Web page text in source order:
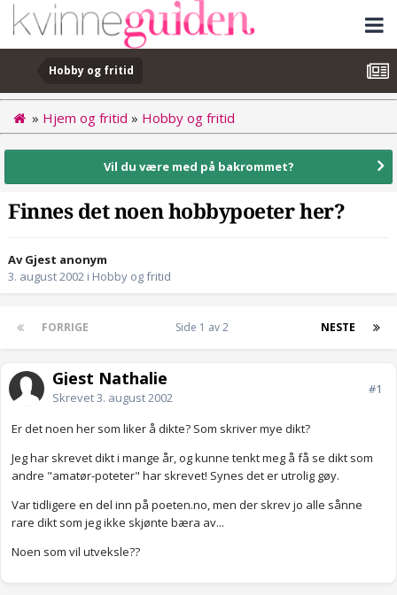
Hobby og fritid
» Hjem og fritid » Hobby og fritid
Vil du være med på bakrommet?
Finnes det noen hobbypoeter her?
Av Gjest anonym
3. august 2002 i Hobby og fritid
FORRIGE NESTE
Side 1 av 2
Gjest Nathalie
Skrevet3. august 2002
#1
Er det noen her som liker å dikte? Som skriver mye dikt?
Jeg har skrevet dikt i mange år, og kunne tenkt meg å få se dikt som
andre "amatør-poteter" har skrevet! Synes det er utrolig gøy.
Var tidligere en del inn på poeten.no, men der skrev jo alle sånne
rare dikt som jeg ikke skjønte bæra av...
Noen som vil utveksle??